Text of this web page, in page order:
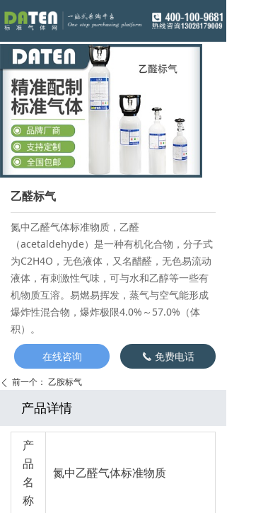
乙醛标气
产
品
名
称
氮中乙醛气体标准物质
끅 免费电话
产品详情
ꄴ 前一个： 乙胺标气
氮中乙醛气体标准物质，乙醛
（acetaldehyde）是一种有机化合物，分子式
为C2H4O，无色液体，又名醋醛，无色易流动
液体，有刺激性气味，可与水和乙醇等一些有
机物质互溶。易燃易挥发，蒸气与空气能形成
爆炸性混合物，爆炸极限4.0%～57.0%（体
积）。
在线咨询